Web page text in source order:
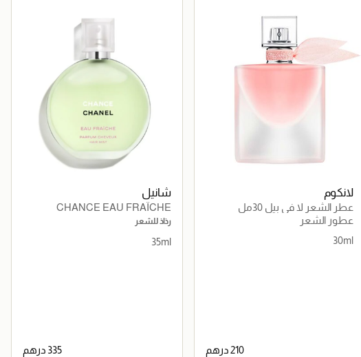
لانكوم
عطر الشعر لا في بيل 30مل
عطور الشعر
30ml
⁦210⁩ درهم
شانيل
CHANCE EAU FRAÎCHE
رذاذ للشعر
35ml